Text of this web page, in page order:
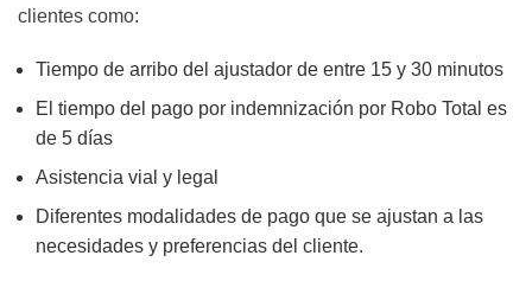
clientes como:
Tiempo de arribo del ajustador de entre 15 y 30 minutos
El tiempo del pago por indemnización por Robo Total es
de 5 días
Asistencia vial y legal
Diferentes modalidades de pago que se ajustan a las
necesidades y preferencias del cliente.